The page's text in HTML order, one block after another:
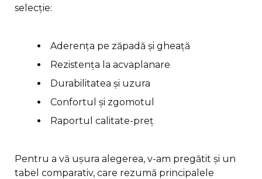
selecție:
Aderența pe zăpadă și gheață
Rezistența la acvaplanare
Durabilitatea și uzura
Confortul și zgomotul
Raportul calitate-preț
Pentru a vă ușura alegerea, v-am pregătit și un
tabel comparativ, care rezumă principalele